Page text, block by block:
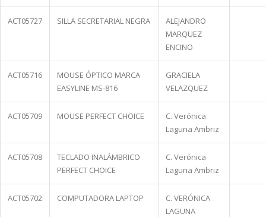
ACT05727 SILLA SECRETARIAL NEGRA
ALEJANDRO
MARQUEZ
ENCINO
ACT05716
MOUSE ÓPTICO MARCA
EASYLINE MS-816
GRACIELA
VELAZQUEZ
ACT05709 MOUSE PERFECT CHOICE
C. Verónica
Laguna Ambriz
ACT05708
TECLADO INALÁMBRICO
PERFECT CHOICE
C. Verónica
Laguna Ambriz
ACT05702 COMPUTADORA LAPTOP
C. VERÓNICA
LAGUNA